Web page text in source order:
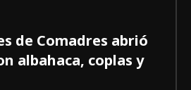
de Comadres abrió
albahaca, coplas y